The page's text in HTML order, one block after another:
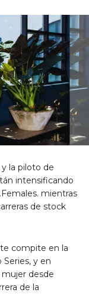
la piloto de
intensificando
mientras
de stock
compite en la
Series, y en
desde
de la